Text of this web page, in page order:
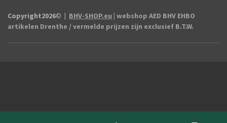
Copyright2026© | BHV-SHOP.eu | webshop AED BHV EHBO
artikelen Drenthe / vermelde prijzen zijn exclusief B.T.W.